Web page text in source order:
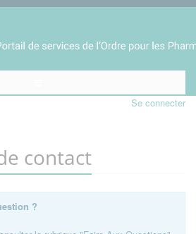
Se connecter
contact
?